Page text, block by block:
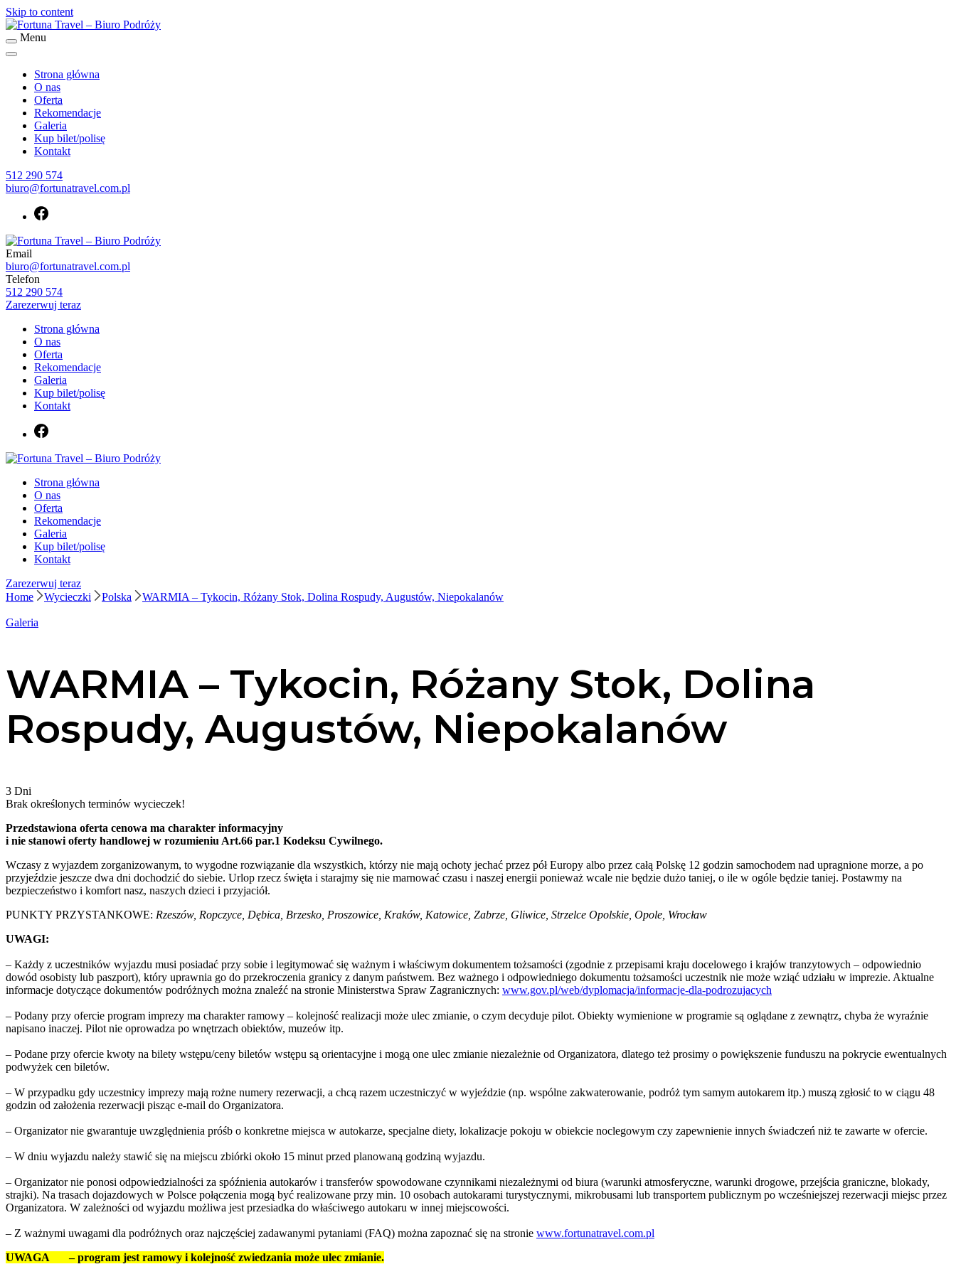
Skip to content
Menu
Strona główna
O nas
Oferta
Rekomendacje
Galeria
Kup bilet/polisę
Kontakt
512 290 574
biuro@fortunatravel.com.pl
Fortuna Travel – Biuro Podróży
Biuro podróży Fortuna Travel
Email
biuro@fortunatravel.com.pl
Telefon
512 290 574
Zarezerwuj teraz
Strona główna
O nas
Oferta
Rekomendacje
Galeria
Kup bilet/polisę
Kontakt
Fortuna Travel – Biuro Podróży
Biuro podróży Fortuna Travel
Strona główna
O nas
Oferta
Rekomendacje
Galeria
Kup bilet/polisę
Kontakt
Zarezerwuj teraz
Home
Wycieczki Polska WARMIA – Tykocin, Różany Stok, Dolina Rospudy, Augustów, Niepokalanów
Galeria
WARMIA – Tykocin, Różany Stok, Dolina
Rospudy, Augustów, Niepokalanów
3 Dni
Brak określonych terminów wycieczek!
Przedstawiona oferta cenowa ma charakter informacyjny
i nie stanowi oferty handlowej w rozumieniu Art.66 par.1 Kodeksu Cywilnego.
Wczasy z wyjazdem zorganizowanym, to wygodne rozwiązanie dla wszystkich, którzy nie mają ochoty jechać przez pół Europy albo przez całą Polskę 12 godzin samochodem nad upragnione morze, a po
przyjeździe jeszcze dwa dni dochodzić do siebie. Urlop rzecz święta i starajmy się nie marnować czasu i naszej energii ponieważ wcale nie będzie dużo taniej, o ile w ogóle będzie taniej. Postawmy na
bezpieczeństwo i komfort nasz, naszych dzieci i przyjaciół.
PUNKTY PRZYSTANKOWE: Rzeszów, Ropczyce, Dębica, Brzesko, Proszowice, Kraków, Katowice, Zabrze, Gliwice, Strzelce Opolskie, Opole, Wrocław
UWAGI:
– Każdy z uczestników wyjazdu musi posiadać przy sobie i legitymować się ważnym i właściwym dokumentem tożsamości (zgodnie z przepisami kraju docelowego i krajów tranzytowych – odpowiednio
dowód osobisty lub paszport), który uprawnia go do przekroczenia granicy z danym państwem. Bez ważnego i odpowiedniego dokumentu tożsamości uczestnik nie może wziąć udziału w imprezie. Aktualne
informacje dotyczące dokumentów podróżnych można znaleźć na stronie Ministerstwa Spraw Zagranicznych: www.gov.pl/web/dyplomacja/informacje-dla-podrozujacych
– Podany przy ofercie program imprezy ma charakter ramowy – kolejność realizacji może ulec zmianie, o czym decyduje pilot. Obiekty wymienione w programie są oglądane z zewnątrz, chyba że wyraźnie
napisano inaczej. Pilot nie oprowadza po wnętrzach obiektów, muzeów itp.
– Podane przy ofercie kwoty na bilety wstępu/ceny biletów wstępu są orientacyjne i mogą one ulec zmianie niezależnie od Organizatora, dlatego też prosimy o powiększenie funduszu na pokrycie ewentualnych
podwyżek cen biletów.
– W przypadku gdy uczestnicy imprezy mają rożne numery rezerwacji, a chcą razem uczestniczyć w wyjeździe (np. wspólne zakwaterowanie, podróż tym samym autokarem itp.) muszą zgłosić to w ciągu 48
godzin od założenia rezerwacji pisząc e-mail do Organizatora.
– Organizator nie gwarantuje uwzględnienia próśb o konkretne miejsca w autokarze, specjalne diety, lokalizacje pokoju w obiekcie noclegowym czy zapewnienie innych świadczeń niż te zawarte w ofercie.
– W dniu wyjazdu należy stawić się na miejscu zbiórki około 15 minut przed planowaną godziną wyjazdu.
– Organizator nie ponosi odpowiedzialności za spóźnienia autokarów i transferów spowodowane czynnikami niezależnymi od biura (warunki atmosferyczne, warunki drogowe, przejścia graniczne, blokady,
strajki). Na trasach dojazdowych w Polsce połączenia mogą być realizowane przy min. 10 osobach autokarami turystycznymi, mikrobusami lub transportem publicznym po wcześniejszej rezerwacji miejsc przez
Organizatora. W zależności od wyjazdu możliwa jest przesiadka do właściwego autokaru w innej miejscowości.
– Z ważnymi uwagami dla podróżnych oraz najczęściej zadawanymi pytaniami (FAQ) można zapoznać się na stronie www.fortunatravel.com.pl
UWAGA – program jest ramowy i kolejność zwiedzania może ulec zmianie.